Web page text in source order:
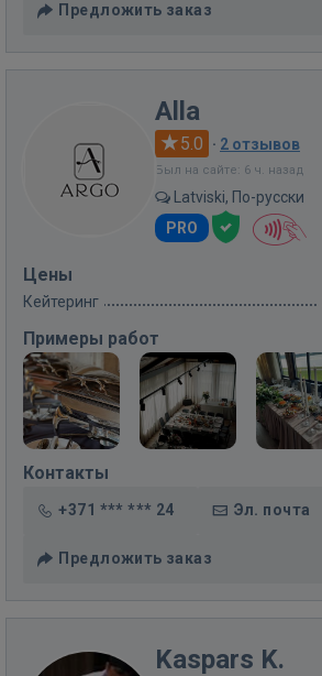
Предложить заказ
Alla
5.0 · 2 отзывов
Был на сайте: 6 ч. назад
Latviski, По-русски
PRO
Цены
Кейтеринг
Примеры работ
Контакты
+371 *** *** 24 Эл. почта
Предложить заказ
Kaspars K.